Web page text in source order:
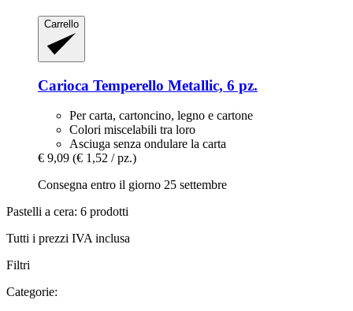
Carrello
Carioca Temperello Metallic, 6 pz.
Per carta, cartoncino, legno e cartone
Colori miscelabili tra loro
Asciuga senza ondulare la carta
€ 9,09 (€ 1,52 / pz.)
Consegna entro il giorno 25 settembre
Pastelli a cera: 6 prodotti
Tutti i prezzi IVA inclusa
Filtri
Categorie: